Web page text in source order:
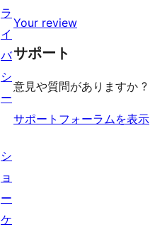
Your review
サポート
意見や質問がありますか ?
サポートフォーラムを表示
ラ
イ
バ
シ
ー
シ
ョ
ー
ケ